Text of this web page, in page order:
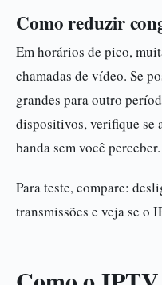
Como reduzir
Em horários de pico,
chamadas de vídeo. Se
grandes para outro
dispositivos, verifique se
banda sem você perceber.
Para teste, compare:
transmissões e veja se o